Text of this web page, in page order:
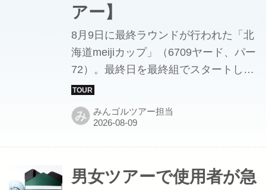
アー】
8月9日に最終ラウンドが行われた「北
海道meijiカップ」（6709ヤード、パー
72）。最終日を最終組でスタートした
吉澤柚月が「69」をマークし、通算8
アンダーで見事にツアー初優勝を飾っ
た。
み みんゴルツアー担当
男女ツアーで使用者が急